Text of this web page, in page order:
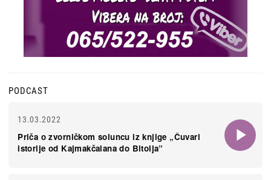
PODCAST
13.03.2022
Priča o zvorničkom soluncu iz knjige „Čuvari
istorije od Kajmakčalana do Bitolja”